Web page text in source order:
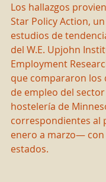
Los hallazgos
Star Policy Action,
estudios de
del W.E. Upjohn
Employment
que compararon los
de empleo del
hostelería de
correspondientes al
enero a marzo—
estados.